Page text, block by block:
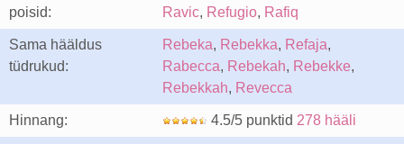
poisid:
Ravic, Refugio, Rafiq
Sama hääldus
tüdrukud:
Rebeka, Rebekka, Refaja,
Rabecca, Rebekah, Rebekke,
Rebekkah, Revecca
Hinnang: 4.5/5 punktid 278 hääli